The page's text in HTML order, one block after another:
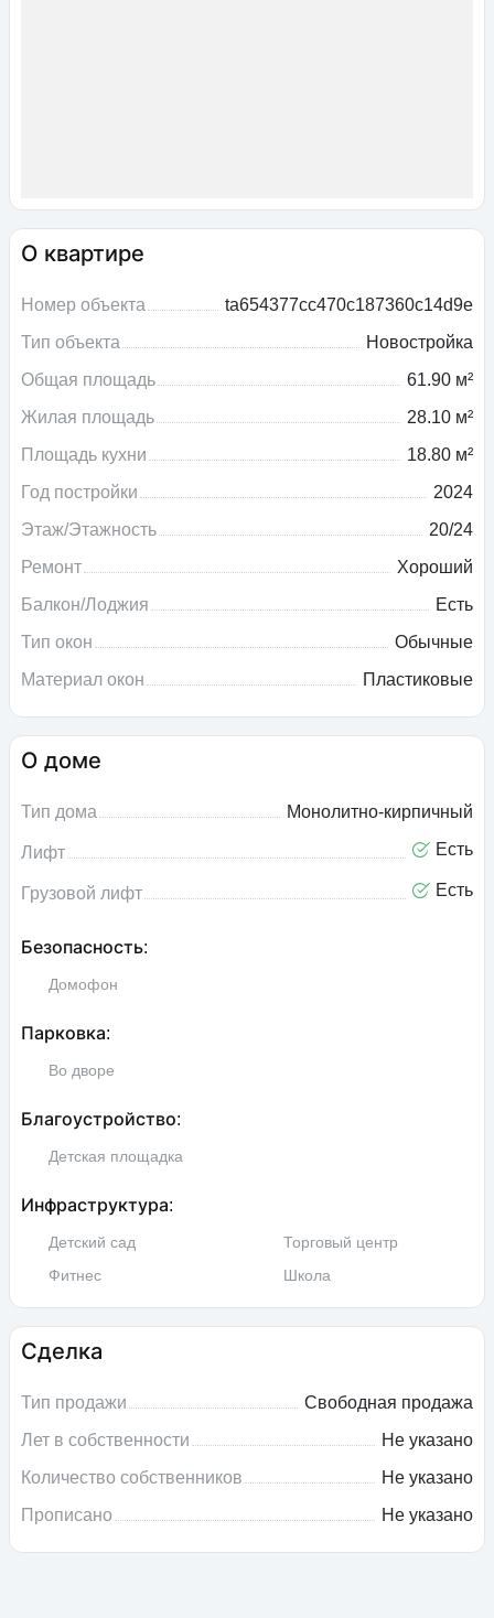
О квартире
Номер объекта
ta654377cc470c187360c14d9e
Тип объекта
Новостройка
Общая площадь
61.90 м²
Жилая площадь
28.10 м²
Площадь кухни
18.80 м²
Год постройки
2024
Этаж/Этажность
20/24
Ремонт
Хороший
Балкон/Лоджия
Есть
Тип окон
Обычные
Материал окон
Пластиковые
О доме
Тип дома Монолитно-кирпичный
Лифт Есть
Грузовой лифт Есть
Безопасность:
Домофон
Парковка:
Во дворе
Благоустройство:
Детская площадка
Инфраструктура:
Детский сад
Торговый центр
Фитнес
Школа
Сделка
Тип продажи
Свободная продажа
Лет в собственности
Не указано
Количество собственников
Не указано
Прописано
Не указано